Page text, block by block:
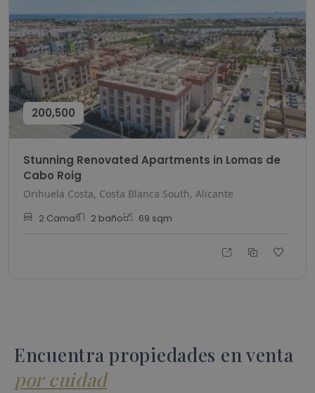
200,500
Stunning Renovated Apartments in Lomas de
Cabo Roig
Orihuela Costa, Costa Blanca South, Alicante
2 Cama 2 baño 69 sqm
Encuentra propiedades en venta
por cuidad